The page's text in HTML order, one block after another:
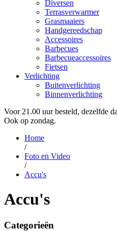
Diversen
Terrasverwarmer
Grasmaaiers
Handgereedschap
Accessoires
Barbecues
Barbecueaccessoires
Fietsen
Verlichting
Buitenverlichting
Binnenverlichting
Voor 21.00 uur besteld, dezelfde
Ook op zondag.
Home
/
Foto en Video
/
Accu's
Accu's
Categorieën